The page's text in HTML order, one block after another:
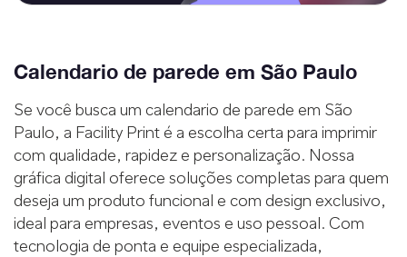
Calendario de parede em São Paulo
Se você busca um calendario de parede em São
Paulo, a Facility Print é a escolha certa para imprimir
com qualidade, rapidez e personalização. Nossa
gráfica digital oferece soluções completas para quem
deseja um produto funcional e com design exclusivo,
ideal para empresas, eventos e uso pessoal. Com
tecnologia de ponta e equipe especializada,